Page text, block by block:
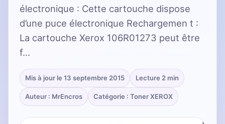
électronique : Cette cartouche dispose
d’une puce électronique Rechargemen t :
La cartouche Xerox 106R01273 peut être
f…
Mis à jour le 13 septembre 2015 Lecture 2 min
Auteur : MrEncros Catégorie : Toner XEROX